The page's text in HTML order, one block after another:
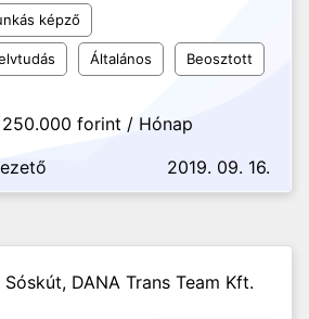
képző
Általános Beosztott
forint / Hónap
2019. 09. 16.
Sóskút, DANA Trans Team Kft.